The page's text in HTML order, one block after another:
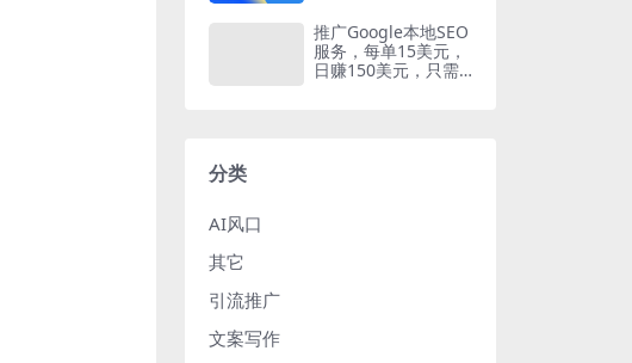
推广Google本地SEO
服务，每单15美元，
日赚150美元，只需
分类
AI风口
其它
引流推广
文案写作